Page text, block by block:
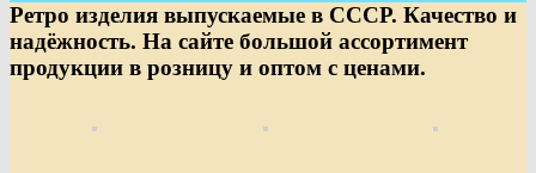
Ретро изделия выпускаемые в СССР. Качество и
надёжность. На сайте большой ассортимент
продукции в розницу и оптом с ценами.